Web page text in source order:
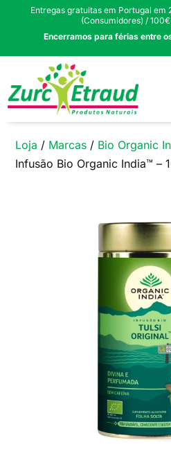
Entregas gratuitas em Portugal
(Consumidores) /
Encerramos para férias entre
Loja / Marcas / Bio Organic
Infusão Bio Organic India™ –